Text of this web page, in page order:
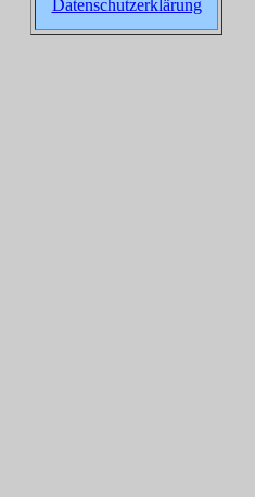
Datenschutzerklärung